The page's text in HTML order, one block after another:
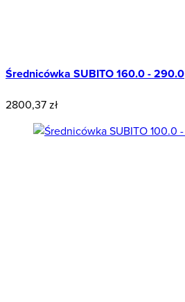
Średnicówka SUBITO 160.0 - 290.0
2800,37 zł